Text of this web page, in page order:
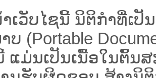
ວັບ​ໄຊ​ນີ້ ນິຕິກຳທີ່ເປັ
ບ (Portable
ແມ່ນເປັນເນື້ອໃນຕົ້ນ